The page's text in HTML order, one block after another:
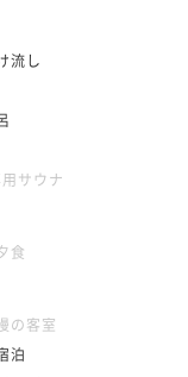
流し
サウナ
食
の客室
泊